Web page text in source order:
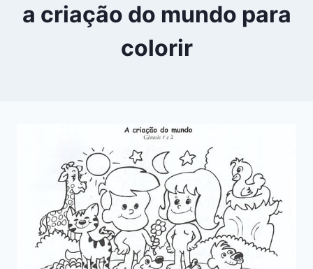
a criação do mundo para
colorir